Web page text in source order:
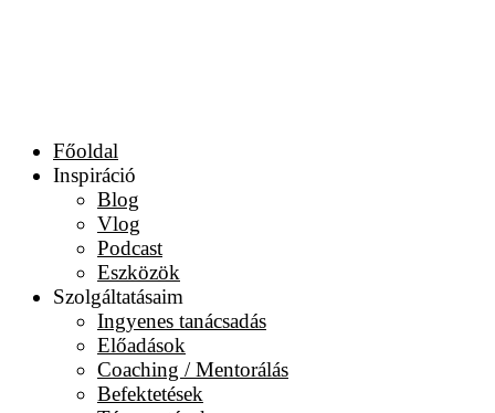
Főoldal
Inspiráció
Blog
Vlog
Podcast
Eszközök
Szolgáltatásaim
Ingyenes tanácsadás
Előadások
Coaching / Mentorálás
Befektetések